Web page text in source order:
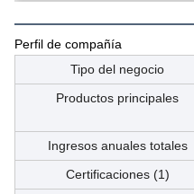
Perfil de compañía
Tipo del negocio
Productos principales
Ingresos anuales totales
Certificaciones (1)